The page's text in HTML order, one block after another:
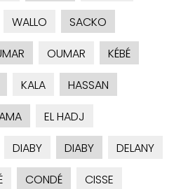
WALLO
SACKO
OUMAR
KÉBÉ
KALA
HASSAN
EL HADJ
DIABY DIABY
DELANY
CONDÉ CISSE